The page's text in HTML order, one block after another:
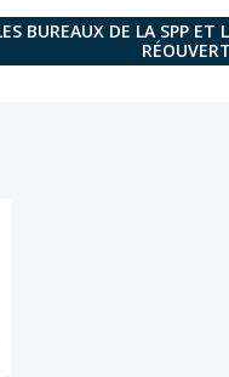
BUREAUX DE LA SPP